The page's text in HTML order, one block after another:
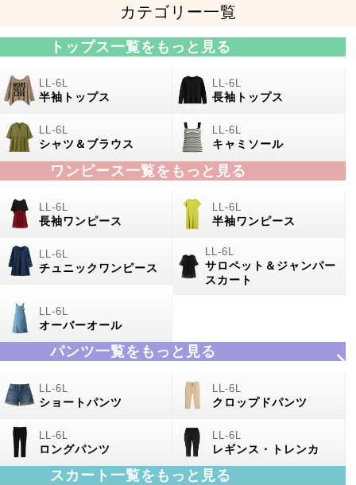
カテゴリー一覧
トップス一覧をもっと見る
半袖トップス 長袖トップス
シャツ＆ブラウス キャミソール
ワンピース一覧をもっと見る
長袖ワンピース 半袖ワンピース
チュニックワンピース
サロペット＆ジャンパー
スカート
オーバーオール
パンツ一覧をもっと見る
ショートパンツ クロップドパンツ
ロングパンツ レギンス・トレンカ
スカート一覧をもっと見る